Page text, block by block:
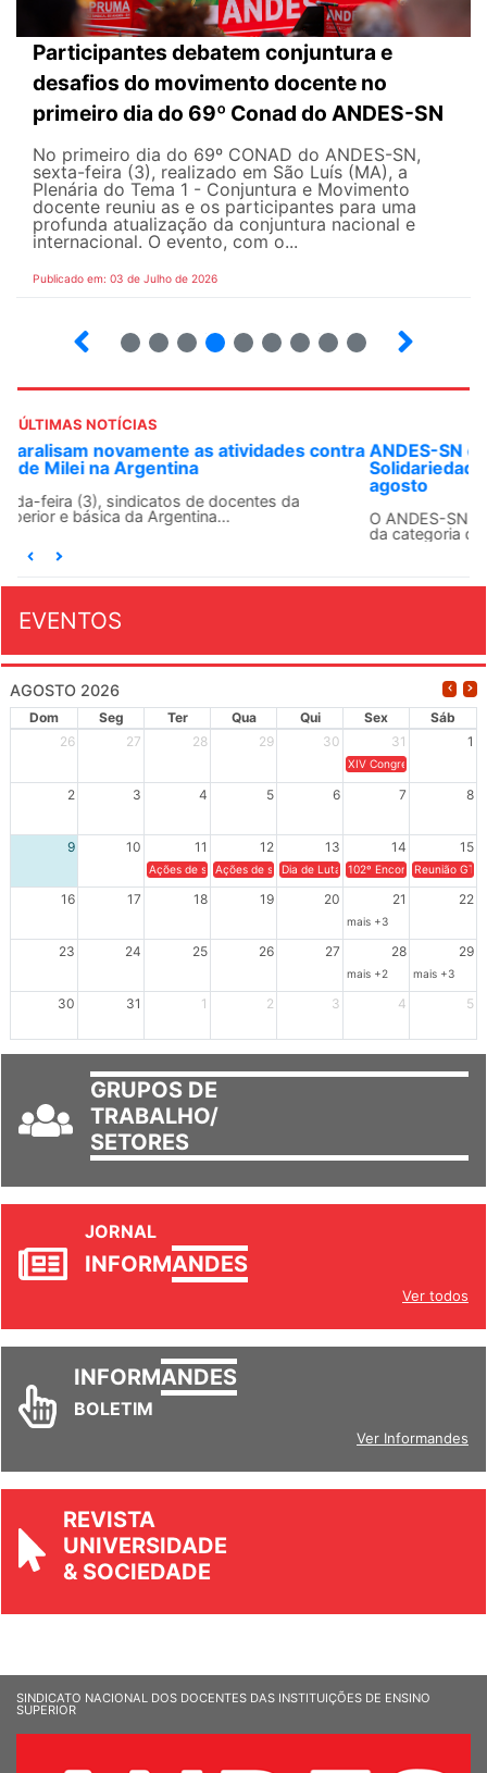
Participantes debatem conjuntura e
desafios do movimento docente no
primeiro dia do 69º Conad do ANDES-SN
No primeiro dia do 69º CONAD do ANDES-SN,
sexta-feira (3), realizado em São Luís (MA), a
Plenária do Tema 1 - Conjuntura e Movimento
docente reuniu as e os participantes para uma
profunda atualização da conjuntura nacional e
internacional. O evento, com o...
Publicado em: 03 de Julho de 2026
ÚLTIMAS NOTÍCIAS
ANDES-SN convoca docentes para Dia de
Solidariedade Internacionalista com Cuba em 13 de
O ANDES-SN conclama suas seções sindicais e o conjunto
EVENTOS
AGOSTO 2026
Dom Seg Ter Qua Qui Sex
Sáb
26
27 28 29 30 31 1
XIV Congresso Brasileiro
2 3 4 5 6 7 8
9 10 11 12 13 14 15
Ações de solidariedade a Cuba no Rio Grande do Sul - 100
Ações de solidariedade a Cuba no Rio Grande do
Dia de Luta em Defesa de Cuba e da
102º Encontro da
Reunião
16 17 18 19 20 21 22
mais +3
23 24 25 26 27 28 29
mais +2 mais +3
30 31 1 2 3 4 5
GRUPOS DE
TRABALHO/
SETORES
JORNAL
INFORMANDES
Ver todos
INFORMANDES
BOLETIM
Ver Informandes
REVISTA
UNIVERSIDADE
& SOCIEDADE
SINDICATO NACIONAL DOS DOCENTES DAS INSTITUIÇÕES DE ENSINO
SUPERIOR